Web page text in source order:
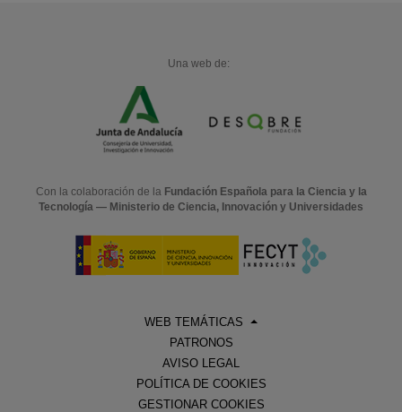
Una web de:
Con la colaboración de la Fundación Española para la Ciencia y la
Tecnología — Ministerio de Ciencia, Innovación y Universidades
WEB TEMÁTICAS
PATRONOS
AVISO LEGAL
POLÍTICA DE COOKIES
GESTIONAR COOKIES